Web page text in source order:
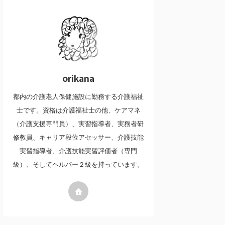
orikana
都内の介護老人保健施設に勤務する介護福祉
士です。資格は介護福祉士の他、ケアマネ
（介護支援専門員）、実習指導者、実務者研
修教員、キャリア段位アセッサー、介護技能
実習指導者、介護技能実習評価者（専門
級）、そしてヘルパー２級を持っています。